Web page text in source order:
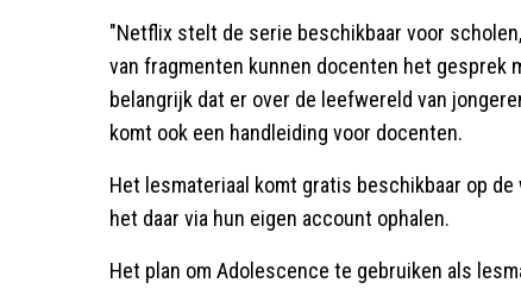
"Netflix stelt de serie beschikbaar voor
van fragmenten kunnen docenten het gesprek
belangrijk dat er over de leefwereld van
komt ook een handleiding voor docenten.
Het lesmateriaal komt gratis beschikbaar op
het daar via hun eigen account ophalen.
Het plan om Adolescence te gebruiken als